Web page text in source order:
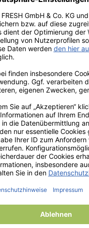
Duftbäumen und
Design › Alternativ
Duftbäumen und
Design › Alternativ